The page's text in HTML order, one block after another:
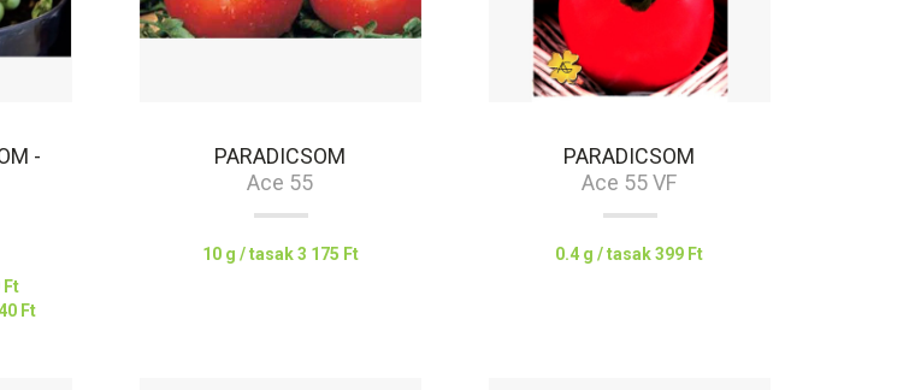
-
Ft
Ft
PARADICSOM
Ace 55
10 g / tasak3 175 Ft
PARADICSOM
Ace 55 VF
0.4 g / tasak399 Ft